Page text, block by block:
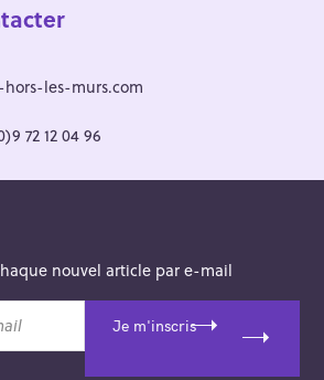
les-murs.com
72 12 04 96
nouvel article par e-mail
Je m'inscris